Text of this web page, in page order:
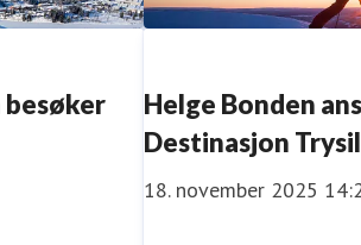
Helge Bonden
Destinasjon Trysil
18. november 2025